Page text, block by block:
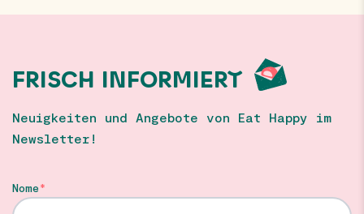
FRISCH INFORMIERT
Neuigkeiten und Angebote von Eat Happy im
Newsletter!
Nome